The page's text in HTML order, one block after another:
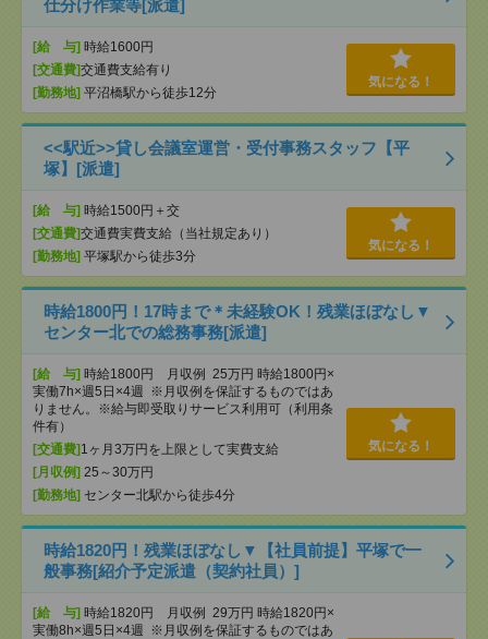
仕分け作業等[派遣]
[給 与] 時給1600円
[交通費]交通費支給有り
[勤務地] 平沼橋駅から徒歩12分
気になる！
<<駅近>>貸し会議室運営・受付事務スタッフ【平
塚】[派遣]
[給 与] 時給1500円＋交
[交通費]交通費実費支給（当社規定あり）
[勤務地] 平塚駅から徒歩3分
気になる！
時給1800円！17時まで＊未経験OK！残業ほぼなし▼
センター北での総務事務[派遣]
[給 与] 時給1800円 月収例 25万円 時給1800円×
実働7h×週5日×4週 ※月収例を保証するものではあ
りません。※給与即受取りサービス利用可（利用条
件有）
[交通費] 1ヶ月3万円を上限として実費支給
[月収例] 25～30万円
[勤務地] センター北駅から徒歩4分
気になる！
時給1820円！残業ほぼなし▼【社員前提】平塚で一
般事務[紹介予定派遣（契約社員）]
[給 与] 時給1820円 月収例 29万円 時給1820円×
実働8h×週5日×4週 ※月収例を保証するものではあ